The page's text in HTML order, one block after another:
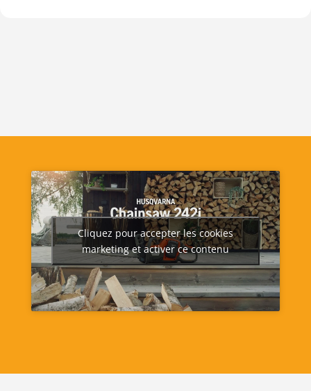
Cliquez pour accepter les cookies
marketing et activer ce contenu